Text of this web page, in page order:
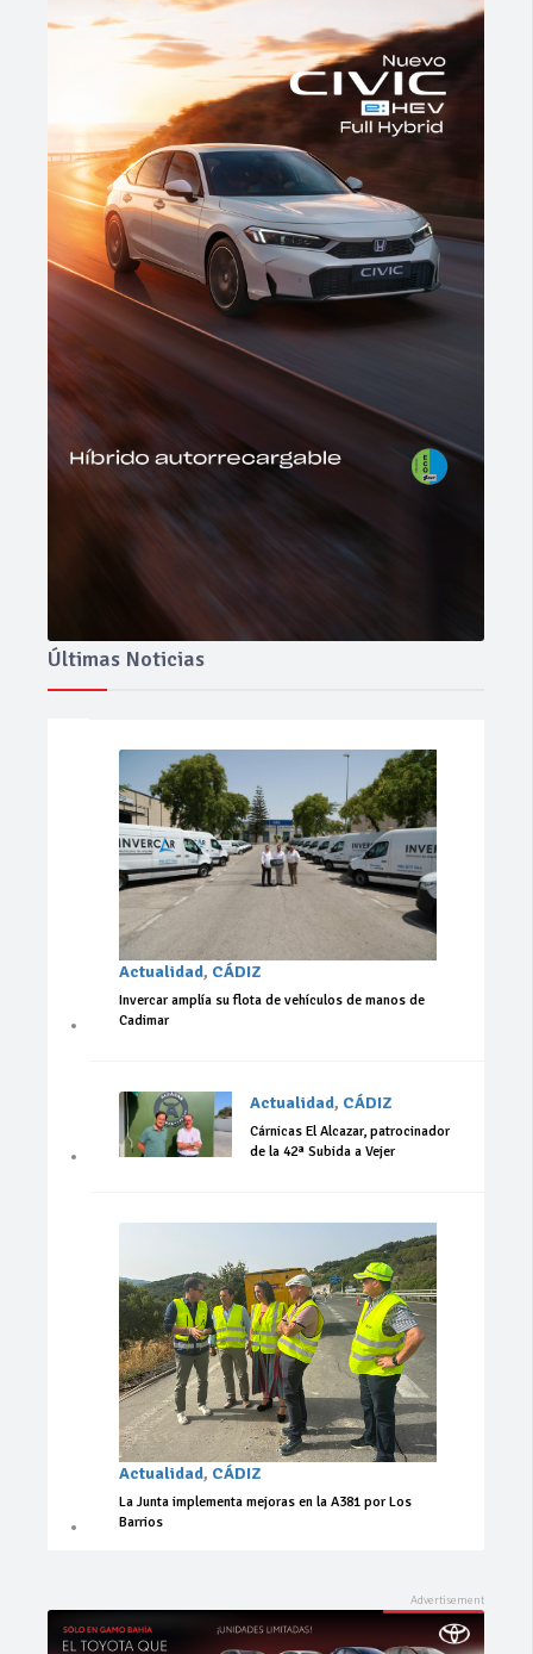
Últimas Noticias
Actualidad, CÁDIZ
Invercar amplía su flota de vehículos de manos de
Cadimar
Actualidad, CÁDIZ
Cárnicas El Alcazar, patrocinador
de la 42ª Subida a Vejer
Actualidad, CÁDIZ
La Junta implementa mejoras en la A381 por Los
Barrios